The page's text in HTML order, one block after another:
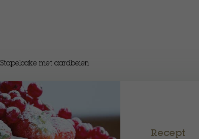
Stapelcake met aardbeien
Recept